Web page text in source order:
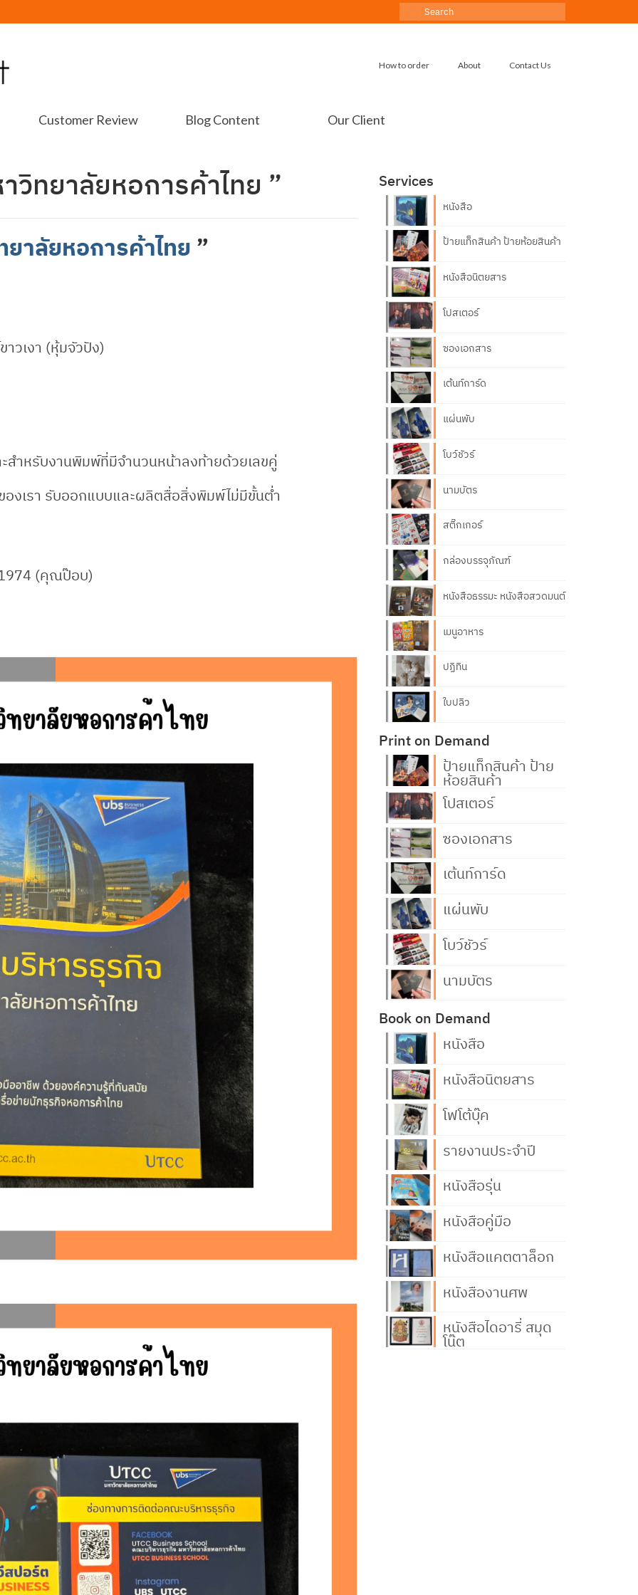
Search
How to order About Contact Us
Customer Review Blog Content Our Client
ทยาลัยหอการค้าไทย ”
าลัยหอการค้าไทย ”
วเงา (หุ้มจัวปัง)
สำหรับงานพิมพ์ที่มีจำนวนหน้าลงท้ายด้วยเลขคู่
งเรา รับออกแบบและผลิตสื่อสิ่งพิมพ์ไม่มีขั้นต่ำ
(คุณป๊อบ)
Services
หนังสือ
ป้ายแท็กสินค้า ป้ายห้อยสินค้า
หนังสือนิตยสาร
โปสเตอร์
ซองเอกสาร
เต้นท์การ์ด
แผ่นพับ
โบว์ชัวร์
นามบัตร
สติ๊กเกอร์
กล่องบรรจุภัณฑ์
หนังสือธรรมะ หนังสือสวดมนต์
เมนูอาหาร
ปฏิทิน
ใบปลิว
Print on Demand
ป้ายแท็กสินค้า ป้าย
ห้อยสินค้า
โปสเตอร์
ซองเอกสาร
เต้นท์การ์ด
แผ่นพับ
โบว์ชัวร์
นามบัตร
Book on Demand
หนังสือ
หนังสือนิตยสาร
โฟโต้บุ๊ค
รายงานประจำปี
หนังสือรุ่น
หนังสือคู่มือ
หนังสือแคตตาล็อก
หนังสืองานศพ
หนังสือไดอารี่ สมุด
โน๊ต